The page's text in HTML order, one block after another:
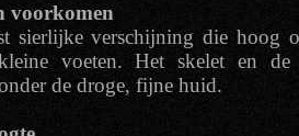
voorkomen
sierlijke verschijning die hoog
voeten. Het skelet en de
de droge, fijne huid.